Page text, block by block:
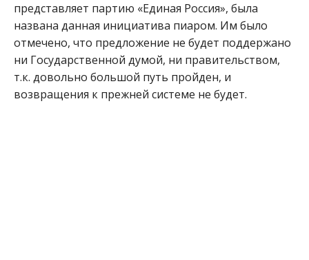
представляет партию «Единая Россия», была
названа данная инициатива пиаром. Им было
отмечено, что предложение не будет поддержано
ни Государственной думой, ни правительством,
т.к. довольно большой путь пройден, и
возвращения к прежней системе не будет.